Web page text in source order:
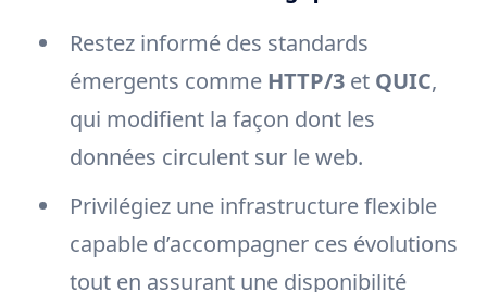
Restez informé des standards
émergents comme HTTP/3 et QUIC,
qui modifient la façon dont les
données circulent sur le web.
Privilégiez une infrastructure flexible
capable d’accompagner ces évolutions
tout en assurant une disponibilité